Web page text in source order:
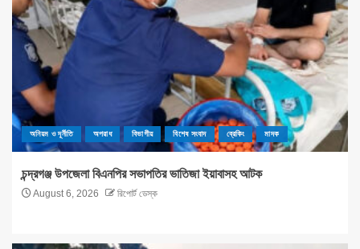
অনিয়ম ও দূর্নীতি অপরাধ বিভাগীয় বিশেষ সংবাদ ব্রেকিং মাদক
চন্দ্রগঞ্জ উপজেলা বিএনপির সভাপতির ভাতিজা ইয়াবাসহ আটক
August 6, 2026 রিপোর্ট ডেস্ক